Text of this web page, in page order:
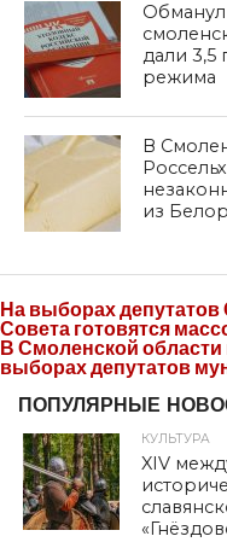
Обманул
дали 3,5
режима
В
из
На выборах
Совета готовятся
В Смоленской области
выборах депутатов
ПОПУЛЯРНЫЕ
КУЛЬТУРА
XIV